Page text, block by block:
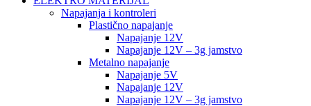
Napajanja i kontroleri
Plastično napajanje
Napajanje 12V
Napajanje 12V – 3g jamstvo
Metalno napajanje
Napajanje 5V
Napajanje 12V
Napajanje 12V – 3g jamstvo